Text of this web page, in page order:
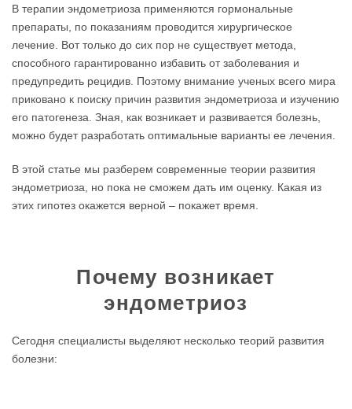
В терапии эндометриоза применяются гормональные
препараты, по показаниям проводится хирургическое
лечение. Вот только до сих пор не существует метода,
способного гарантированно избавить от заболевания и
предупредить рецидив. Поэтому внимание ученых всего мира
приковано к поиску причин развития эндометриоза и изучению
его патогенеза. Зная, как возникает и развивается болезнь,
можно будет разработать оптимальные варианты ее лечения.
В этой статье мы разберем современные теории развития
эндометриоза, но пока не сможем дать им оценку. Какая из
этих гипотез окажется верной – покажет время.
Почему возникает
эндометриоз
Сегодня специалисты выделяют несколько теорий развития
болезни: